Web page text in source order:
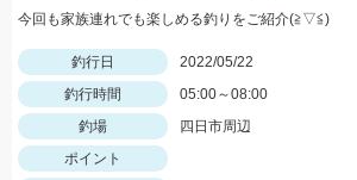
今回も家族連れでも楽しめる釣りをご紹介(≧▽≦)
釣行日
2022/05/22
釣行時間
05:00～08:00
釣場
四日市周辺
ポイント